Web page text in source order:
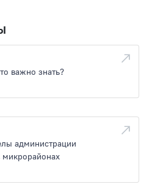
важно знать?
администрации
микрорайонах